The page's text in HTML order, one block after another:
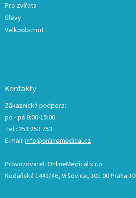
Pro zvířata
Slevy
Velkoobchod
Kontakty
Zákaznická podpora:
po - pá 9:00-15:00
Tel.: 253 253 753
E-mail: info@onlinemedical.cz
Provozovatel: OnlineMedical s.r.o.
Kodaňská 1441/46, Vršovice, 101 00 Praha 10